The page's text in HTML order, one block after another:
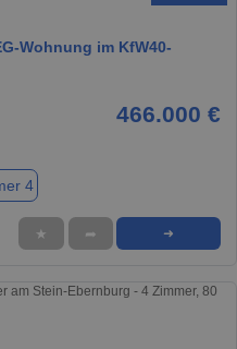
Wohnung im KfW40-
466.000 €
4
★ ➦ ➜